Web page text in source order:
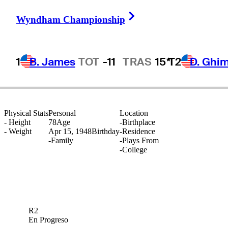
Wyndham Championship
1 B. James TOT -11 TRAS 15*T2 D.
MEXICO
Physical Stats
- Height
- Weight
Location
-Birthplace
-Residence
-Plays From
-College
Personal
78Age
Apr 15, 1948Birthday
-Family
R2
En Progreso